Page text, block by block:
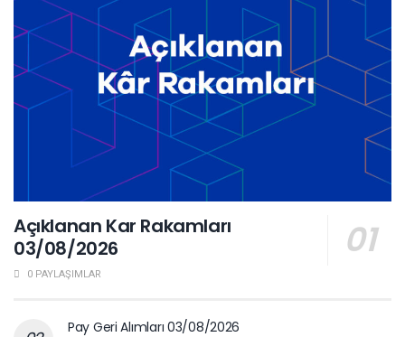
Açıklanan Kar Rakamları
03/08/2026
0 PAYLAŞIMLAR
Pay Geri Alımları 03/08/2026